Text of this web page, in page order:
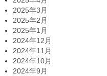
2025年3月
2025年2月
2025年1月
2024年12月
2024年11月
2024年10月
2024年9月